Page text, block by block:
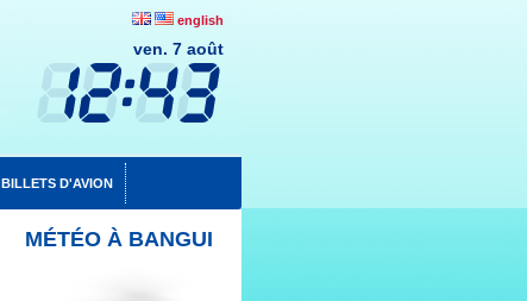
english
ven. 7 août
BILLETS D'AVION
MÉTÉO À BANGUI